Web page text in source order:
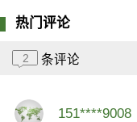
热门评论
2 条评论
151****9008